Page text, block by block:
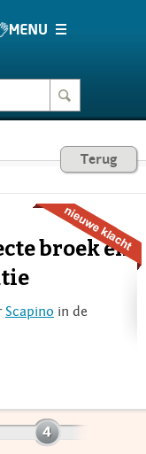
Terug
broek en
Scapino in de